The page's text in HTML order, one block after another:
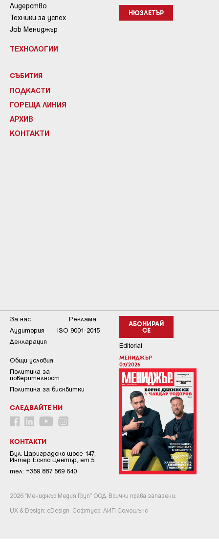
Лидерство
Техники за успех
Job Мениджър
ТЕХНОЛОГИИ
НЮЗЛЕТЪР
СЪБИТИЯ
ПОДКАСТИ
ГОРЕЩА ЛИНИЯ
АРХИВ
КОНТАКТИ
АБОНИРАЙ
СЕ
Editorial
МЕНИДЖЪР
07/2026
За нас
Реклама
Аудитория
ISO 9001-2015
Декларация
Общи условия
Пoлитикa зa
пoвepитeлнocт
Политика за бисквитки
СЛЕДВАЙТЕ НИ
КОНТАКТИ
Бул. Цариградско шосе 147,
Интер Ескпо Център, ет.5
тел: +359 887 569 640
2026 “Мениджър Медия Груп” ООД. Всички права запазени.
UX & Design: eDesign Софтуер: АИП Солюшънс